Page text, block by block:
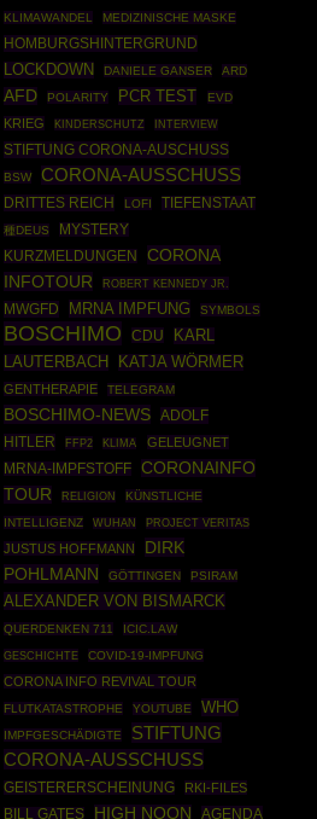
KLIMAWANDEL MEDIZINISCHE MASKE
HOMBURGSHINTERGRUND
LOCKDOWN
DANIELE GANSER ARD
AFD POLARITY PCR TEST EVD
KRIEG KINDERSCHUTZ INTERVIEW
STIFTUNG CORONA-AUSCHUSS
BSW CORONA-AUSSCHUSS
DRITTES REICH LOFI TIEFENSTAAT
種DEUS
MYSTERY
KURZMELDUNGEN
CORONA
INFOTOUR
ROBERT KENNEDY JR.
MWGFD MRNA IMPFUNG SYMBOLS
BOSCHIMO CDU
KARL
LAUTERBACH
KATJA WÖRMER
GENTHERAPIE TELEGRAM
BOSCHIMO-NEWS ADOLF
HITLER
FFP2 KLIMA
GELEUGNET
MRNA-IMPFSTOFF
CORONAINFO
TOUR
RELIGION
KÜNSTLICHE
INTELLIGENZ
WUHAN PROJECT VERITAS
JUSTUS HOFFMANN
DIRK
POHLMANN
GÖTTINGEN PSIRAM
ALEXANDER VON BISMARCK
QUERDENKEN 711
ICIC.LAW
GESCHICHTE
COVID-19-IMPFUNG
CORONA INFO REVIVAL TOUR
FLUTKATASTROPHE YOUTUBE WHO
IMPFGESCHÄDIGTE
STIFTUNG
CORONA-AUSSCHUSS
GEISTERERSCHEINUNG
RKI-FILES
BILL GATES
HIGH NOON
AGENDA